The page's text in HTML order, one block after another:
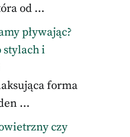
od …
pływając?
stylach i
forma
…
czy